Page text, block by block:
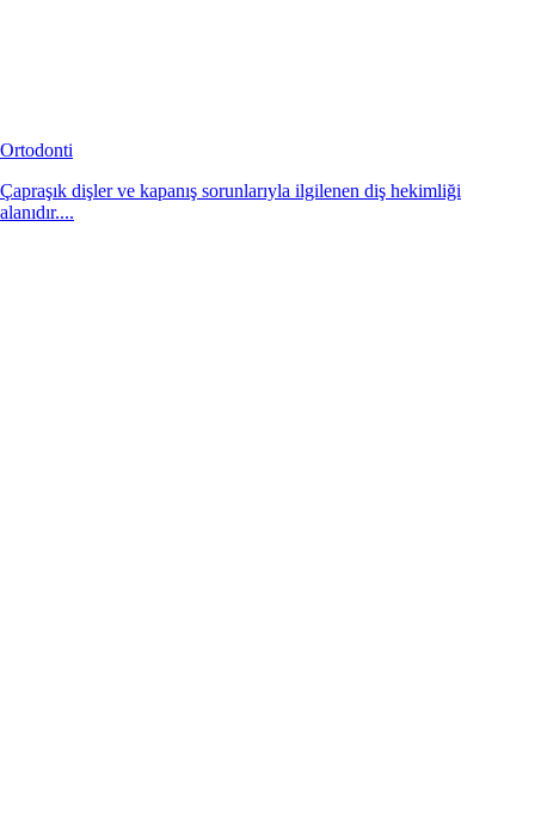
Ortodonti
Çapraşık dişler ve kapanış sorunlarıyla ilgilenen diş hekimliği
alanıdır....